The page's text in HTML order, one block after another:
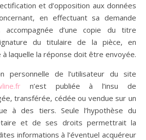
et d’opposition aux données
en effectuant sa demande
d’une copie du titre
du titulaire de la pièce, en
à laquelle la réponse doit être envoyée.
personnelle de l’utilisateur du site
n’est publiée à l’insu de
transférée, cédée ou vendue sur un
à des tiers. Seule l’hypothèse du
et de ses droits permettrait la
informations à l’éventuel acquéreur